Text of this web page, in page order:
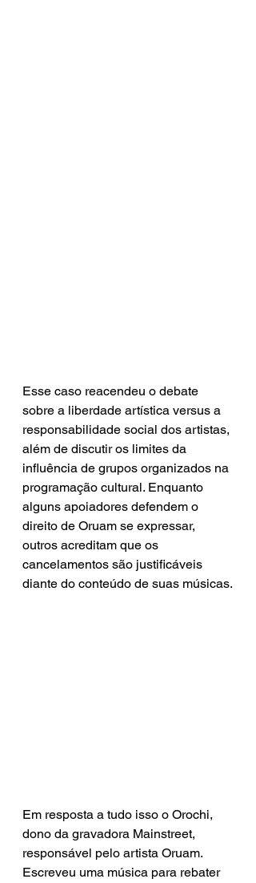
Esse caso reacendeu o debate
sobre a liberdade artística versus a
responsabilidade social dos artistas,
além de discutir os limites da
influência de grupos organizados na
programação cultural. Enquanto
alguns apoiadores defendem o
direito de Oruam se expressar,
outros acreditam que os
cancelamentos são justificáveis
diante do conteúdo de suas músicas.
Em resposta a tudo isso o Orochi,
dono da gravadora Mainstreet,
responsável pelo artista Oruam.
Escreveu uma música para rebater